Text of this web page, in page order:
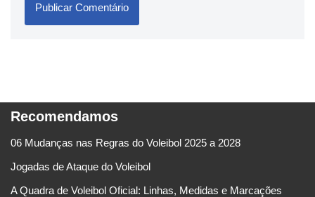
Recomendamos
06 Mudanças nas Regras do Voleibol 2025 a 2028
Jogadas de Ataque do Voleibol
A Quadra de Voleibol Oficial: Linhas, Medidas e Marcações